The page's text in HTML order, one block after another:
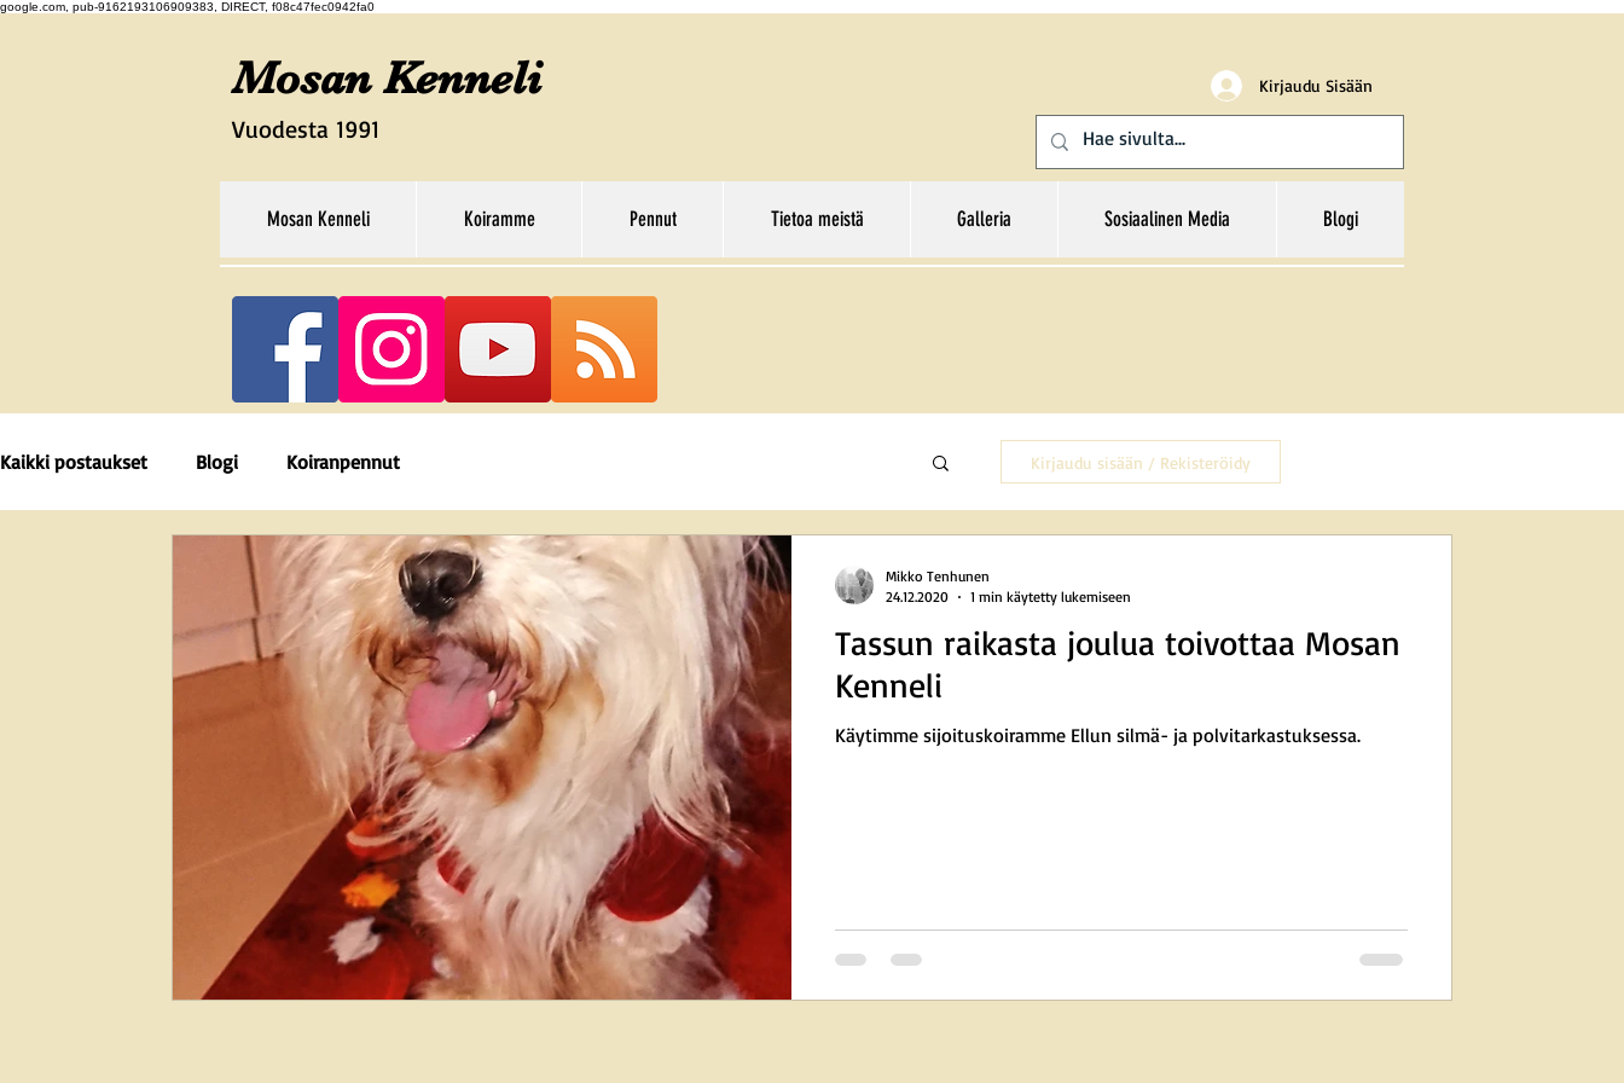
google.com, pub-9162193106909383, DIRECT, f08c47fec0942fa0
Mosan Kenneli
Vuodesta 1991
Kirjaudu Sisään
Mosan Kenneli Koiramme Pennut Tietoa meistä Galleria Sosiaalinen Media Blogi
Kaikki postaukset Blogi Koiranpennut Kirjaudu sisään / Rekisteröidy
Tassun raikasta joulua toivottaa Mosan
Kenneli
Käytimme sijoituskoiramme Ellun silmä- ja polvitarkastuksessa.
Mikko Tenhunen
24.12.2020
1 min käytetty lukemiseen